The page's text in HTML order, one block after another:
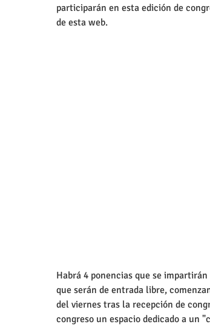
participarán en esta edición de
de esta web.
Habrá 4 ponencias que se
que serán de entrada libre,
del viernes tras la recepción de
congreso un espacio dedicado a un